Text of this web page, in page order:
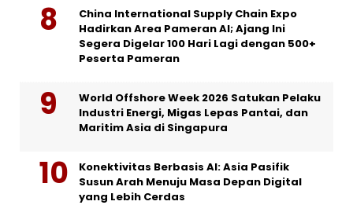
China International Supply Chain Expo
Hadirkan Area Pameran AI; Ajang Ini
Segera Digelar 100 Hari Lagi dengan 500+
Peserta Pameran
World Offshore Week 2026 Satukan Pelaku
Industri Energi, Migas Lepas Pantai, dan
Maritim Asia di Singapura
Konektivitas Berbasis AI: Asia Pasifik
Susun Arah Menuju Masa Depan Digital
yang Lebih Cerdas